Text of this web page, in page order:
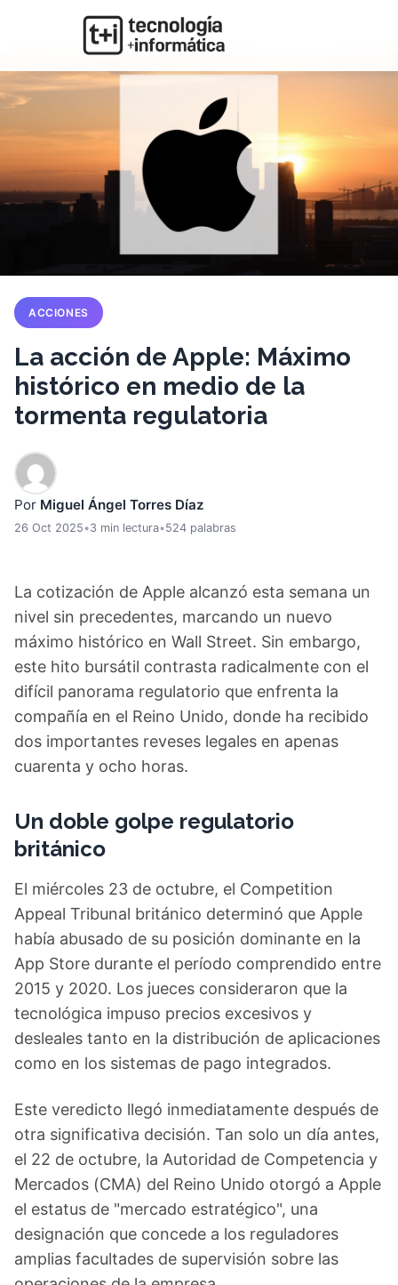
ACCIONES
La acción de Apple: Máximo
histórico en medio de la
tormenta regulatoria
Por Miguel Ángel Torres Díaz
26 Oct 2025•3 min lectura•524 palabras
La cotización de Apple alcanzó esta semana un
nivel sin precedentes, marcando un nuevo
máximo histórico en Wall Street. Sin embargo,
este hito bursátil contrasta radicalmente con el
difícil panorama regulatorio que enfrenta la
compañía en el Reino Unido, donde ha recibido
dos importantes reveses legales en apenas
cuarenta y ocho horas.
Un doble golpe regulatorio
británico
El miércoles 23 de octubre, el Competition
Appeal Tribunal británico determinó que Apple
había abusado de su posición dominante en la
App Store durante el período comprendido entre
2015 y 2020. Los jueces consideraron que la
tecnológica impuso precios excesivos y
desleales tanto en la distribución de aplicaciones
como en los sistemas de pago integrados.
Este veredicto llegó inmediatamente después de
otra significativa decisión. Tan solo un día antes,
el 22 de octubre, la Autoridad de Competencia y
Mercados (CMA) del Reino Unido otorgó a Apple
el estatus de "mercado estratégico", una
designación que concede a los reguladores
amplias facultades de supervisión sobre las